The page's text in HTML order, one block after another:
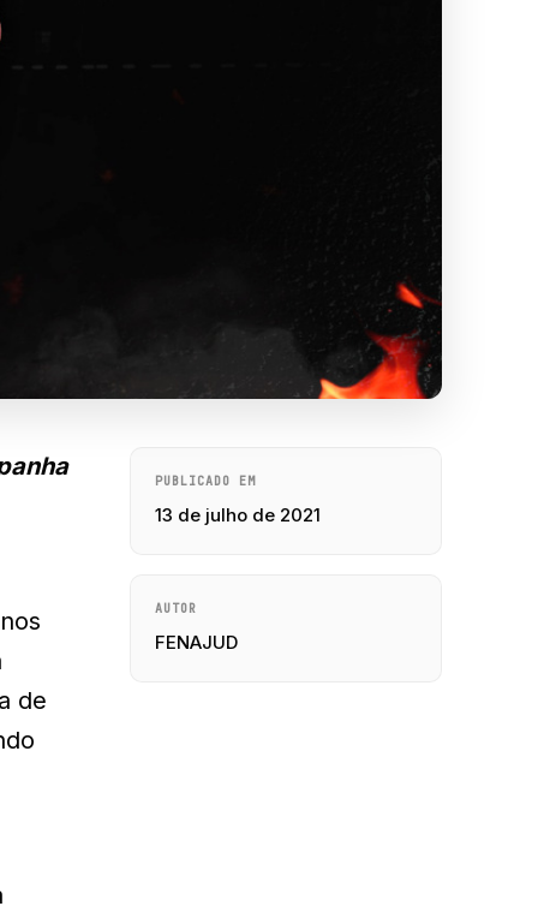
de
PUBLICADO EM
13 de julho de 2021
AUTOR
FENAJUD